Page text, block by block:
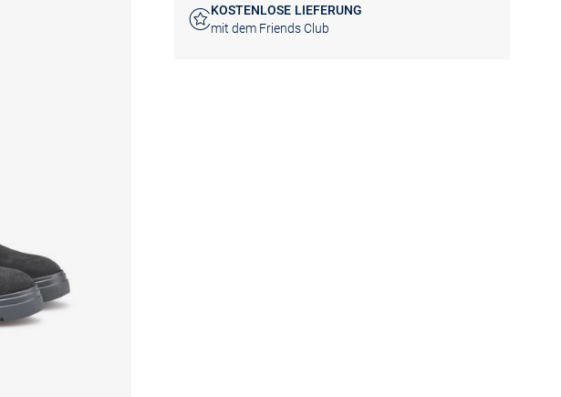
KOSTENLOSE LIEFERUNG
mit dem Friends Club